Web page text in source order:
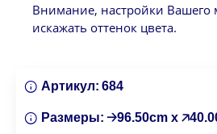
Внимание, настройки Вашего
искажать оттенок цвета.
Артикул: 684
Размеры: 🡢96.50cm x